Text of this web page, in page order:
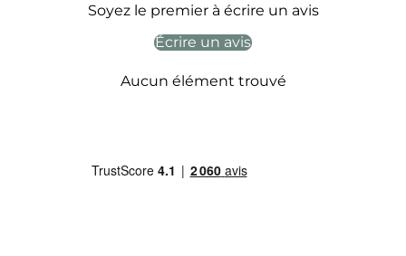
Soyez le premier à écrire un avis
Écrire un avis
Aucun élément trouvé